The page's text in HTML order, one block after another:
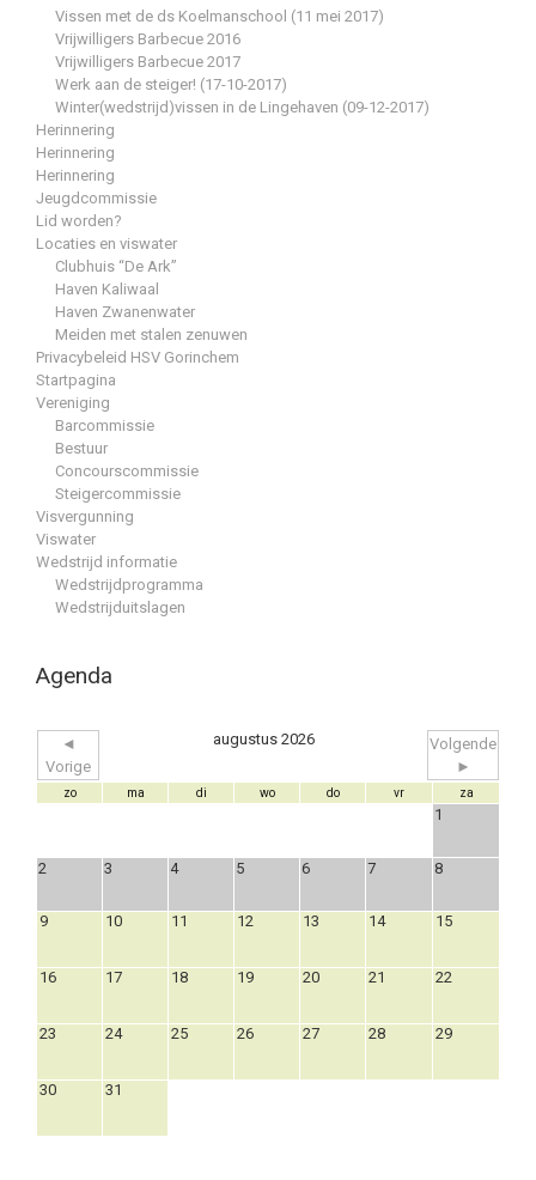
Vissen met de ds Koelmanschool (11 mei 2017)
Vrijwilligers Barbecue 2016
Vrijwilligers Barbecue 2017
Werk aan de steiger! (17-10-2017)
Winter(wedstrijd)vissen in de Lingehaven (09-12-2017)
Herinnering
Herinnering
Herinnering
Jeugdcommissie
Lid worden?
Locaties en viswater
Clubhuis “De Ark”
Haven Kaliwaal
Haven Zwanenwater
Meiden met stalen zenuwen
Privacybeleid HSV Gorinchem
Startpagina
Vereniging
Barcommissie
Bestuur
Concourscommissie
Steigercommissie
Visvergunning
Viswater
Wedstrijd informatie
Wedstrijdprogramma
Wedstrijduitslagen
Agenda
◄
Vorige
augustus 2026
Volgende
►
zo ma di wo do vr za
1
2 3 4 5 6 7 8
9 10 11 12 13 14 15
16 17 18 19 20 21 22
23 24 25 26 27 28 29
30 31